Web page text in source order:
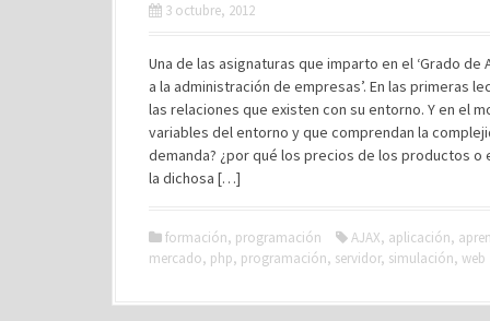
3 octubre, 2012
Una de las asignaturas que imparto en el ‘Grado
a la administración de empresas’. En las
las relaciones que existen con su entorno. Y en el
variables del entorno y que comprendan la
demanda? ¿por qué los precios de los productos o
la dichosa […]
formación, programación AJAX, aplicación,
mercado, php, programación, servidor, simulación, web